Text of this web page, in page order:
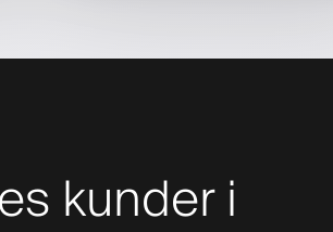
kunder i